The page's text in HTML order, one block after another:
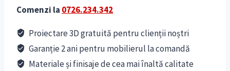
Comenzi la 0726.234.342
Proiectare 3D gratuită pentru clienții noștri
Garanție 2 ani pentru mobilierul la comandă
Materiale și finisaje de cea mai înaltă calitate